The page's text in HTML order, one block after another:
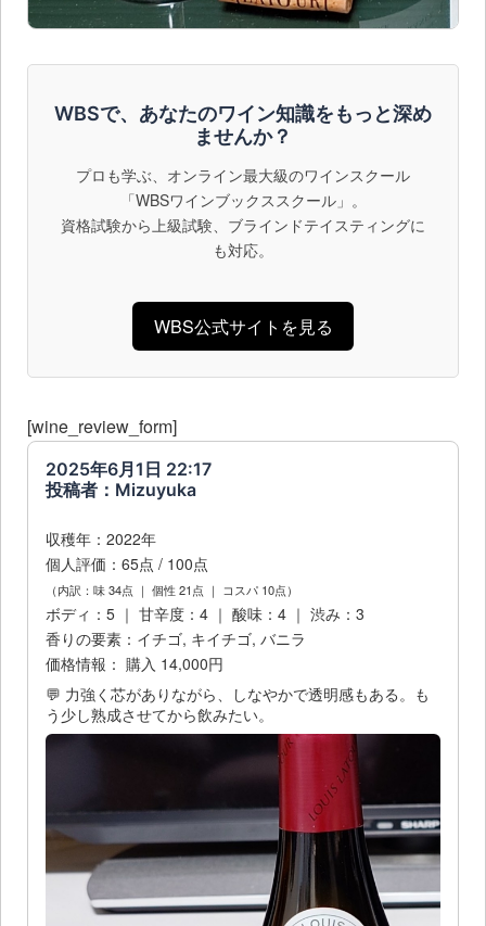
WBSで、あなたのワイン知識をもっと深め
ませんか？
プロも学ぶ、オンライン最大級のワインスクール
「WBSワインブックススクール」。
資格試験から上級試験、ブラインドテイスティングに
も対応。
WBS公式サイトを見る
[wine_review_form]
2025年6月1日 22:17
投稿者：Mizuyuka
収穫年：2022年
個人評価：65点 / 100点
（内訳：味 34点 ｜ 個性 21点 ｜ コスパ 10点）
ボディ：5 ｜ 甘辛度：4 ｜ 酸味：4 ｜ 渋み：3
香りの要素：イチゴ, キイチゴ, バニラ
価格情報： 購入 14,000円
💬 力強く芯がありながら、しなやかで透明感もある。も
う少し熟成させてから飲みたい。